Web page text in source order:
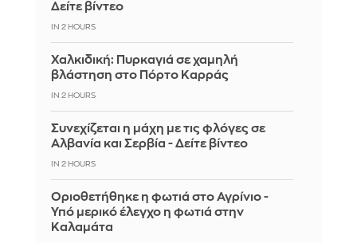
Δείτε βίντεο
IN 2 HOURS
Χαλκιδική: Πυρκαγιά σε χαμηλή
βλάστηση στο Πόρτο Καρράς
IN 2 HOURS
Συνεχίζεται η μάχη με τις φλόγες σε
Αλβανία και Σερβία - Δείτε βίντεο
IN 2 HOURS
Οριοθετήθηκε η φωτιά στο Αγρίνιο -
Υπό μερικό έλεγχο η φωτιά στην
Καλαμάτα